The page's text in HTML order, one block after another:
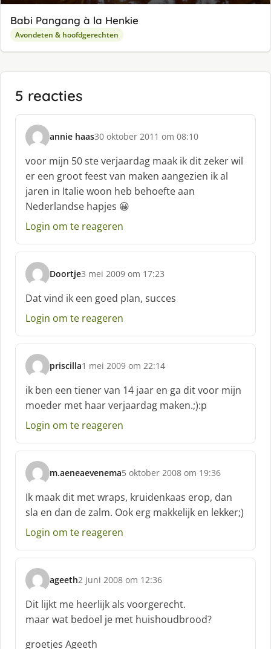
Babi Pangang à la Henkie
Avondeten & hoofdgerechten
5 reacties
annie haas
s
h
r
e
e
:
30 oktober 2011 om 08:10
voor mijn 50 ste verjaardag maak ik dit zeker wil
er een groot feest van maken aangezien ik al
jaren in Italie woon heb behoefte aan
Nederlandse hapjes 😀
Login om te reageren
Doortje
s
c
h
r
e
f
:
3 mei 2009 om 17:23
Dat vind ik een goed plan, succes
Login om te reageren
priscilla
s
c
h
r
e
f
1 mei 2009 om 22:14
ik ben een tiener van 14 jaar en ga dit voor mijn
moeder met haar verjaardag maken.;):p
Login om te reageren
m.aeneaevenema
s
c
h
r
e
f
5 oktober 2008 om 19:36
Ik maak dit met wraps, kruidenkaas erop, dan
sla en dan de zalm. Ook erg makkelijk en lekker;)
Login om te reageren
ageeth
s
c
h
r
2 juni 2008 om 12:36
Dit lijkt me heerlijk als voorgerecht.
maar wat bedoel je met huishoudbrood?
groetjes Ageeth